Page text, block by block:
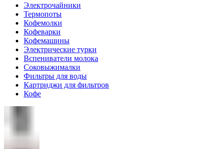
Электрочайники
Термопоты
Кофемолки
Кофеварки
Кофемашины
Электрические турки
Вспениватели молока
Соковыжималки
Фильтры для воды
Картриджи для фильтров
Кофе